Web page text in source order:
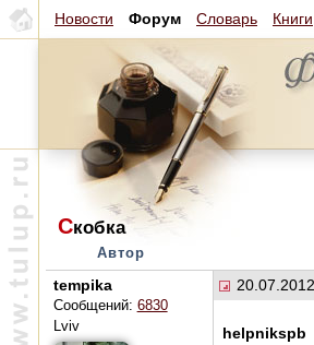
Новости Форум Словарь Книги
Скобка
Автор
tempika
Сообщений: 6830
Lviv
helpnikspb